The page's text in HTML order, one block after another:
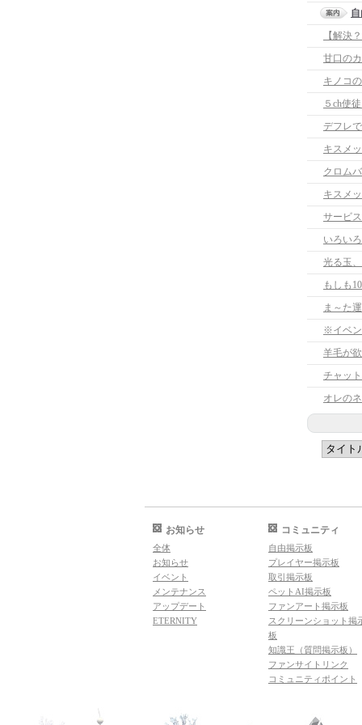
甘口の
キノコ
５ch使
デフレ
キスメ
クロム
キスメ
サービ
いろい
光る玉
もしも
ま～た
※イベ
羊毛が
チャッ
オレの
お知らせ
全体
お知らせ
イベント
メンテナンス
アップデート
ETERNITY
コミュニティ
自由掲示板
プレイヤー掲示板
取引掲示板
ペットAI掲示板
ファンアート掲示板
スクリーンショット掲
板
知識王（質問掲示板）
ファンサイトリンク
コミュニティポイント